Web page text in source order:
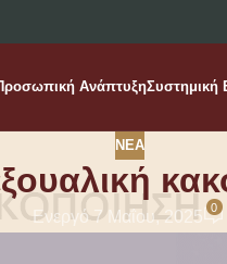
Ανάπτυξη
ΝΈΑ
Ενεργό 7 Μαΐου, 2025
0